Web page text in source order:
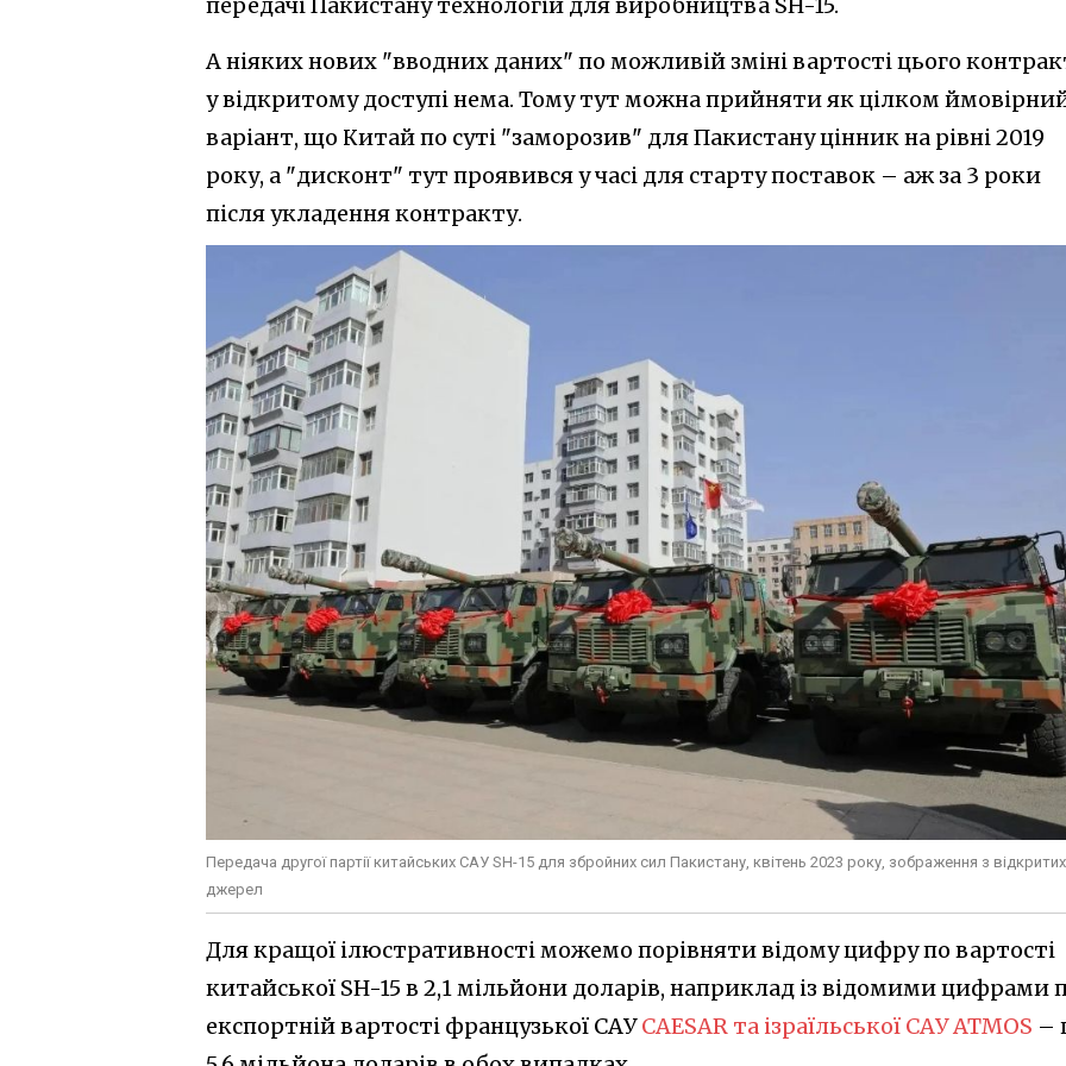
передачі Пакистану технологій для виробництва SH-15.
А ніяких нових "вводних даних" по можливій зміні вартості цього
у відкритому доступі нема. Тому тут можна прийняти як цілком
варіант, що Китай по суті "заморозив" для Пакистану цінник на рівні 2019
року, а "дисконт" тут проявився у часі для старту поставок – аж за 3 роки
після укладення контракту.
Передача другої партії китайських САУ SH-15 для збройних сил Пакистану, квітень 2023 року, зображення з відкритих
джерел
Для кращої ілюстративності можемо порівняти відому цифру по вартості
китайської SH-15 в 2,1 мільйони доларів, наприклад із відомими цифрами
експортній вартості французької САУCAESAR та ізраїльської САУ ATMOS –